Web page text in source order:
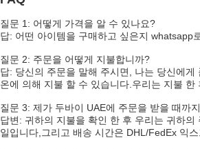
질문 1: 어떻게 가격을 알 수 있나요?
답: 어떤 아이템을 구매하고 싶은지 whatsapp
질문 2: 주문을 어떻게 지불합니까?
답: 당신의 주문을 말해 주시면, 나는 당신에
온에 의해 지불 할 수 있습니다.우리는 지불 한
질문 3: 제가 두바이 UAE에 주문을 받을 때까
답변: 귀하의 지불을 확인 한 후 우리는 귀하
일입니다,그리고 배송 시간은 DHL/FedEx 익